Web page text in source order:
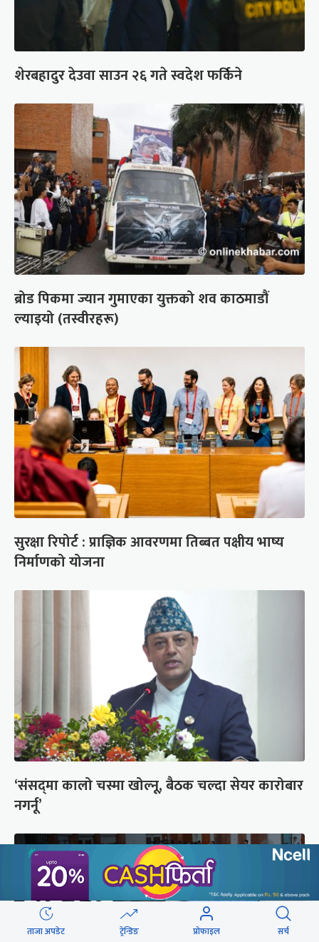
शेरबहादुर देउवा साउन २६ गते स्वदेश फर्किने
ब्रोड पिकमा ज्यान गुमाएका युक्तको शव काठमाडौं
ल्याइयो (तस्वीरहरू)
सुरक्षा रिपोर्ट : प्राज्ञिक आवरणमा तिब्बत पक्षीय भाष्य
निर्माणको योजना
‘संसद्‍मा कालो चस्मा खोल्नू, बैठक चल्दा सेयर कारोबार
नगर्नू’
ताजा अपडेट ट्रेन्डिङ प्रोफाइल सर्च